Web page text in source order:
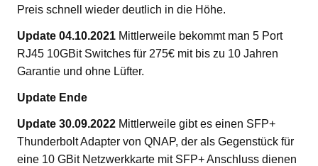
Preis schnell wieder deutlich in die Höhe.
Update 04.10.2021 Mittlerweile bekommt man 5 Port
RJ45 10GBit Switches für 275€ mit bis zu 10 Jahren
Garantie und ohne Lüfter.
Update Ende
Update 30.09.2022 Mittlerweile gibt es einen SFP+
Thunderbolt Adapter von QNAP, der als Gegenstück für
eine 10 GBit Netzwerkkarte mit SFP+ Anschluss dienen